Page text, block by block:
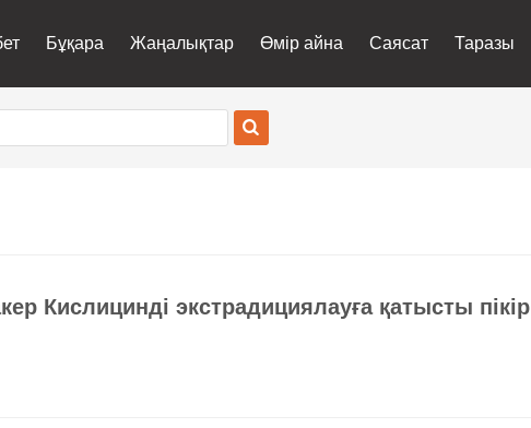
Бұқара Жаңалықтар Өмір айна Саясат Таразы
Кислицинді экстрадициялауға қатысты пікір